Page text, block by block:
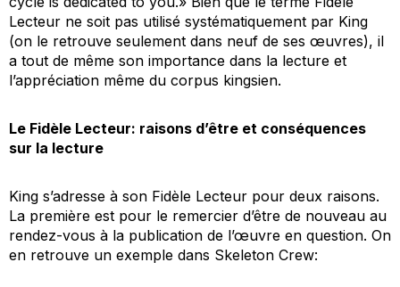
Lecteur ne soit pas utilisé systématiquement par King
(on le retrouve seulement dans neuf de ses œuvres), il
a tout de même son importance dans la lecture et
l’appréciation même du corpus kingsien.
Le Fidèle Lecteur: raisons d’être et conséquences
sur la lecture
King s’adresse à son Fidèle Lecteur pour deux raisons.
La première est pour le remercier d’être de nouveau au
rendez-vous à la publication de l’œuvre en question. On
en retrouve un exemple dans Skeleton Crew: